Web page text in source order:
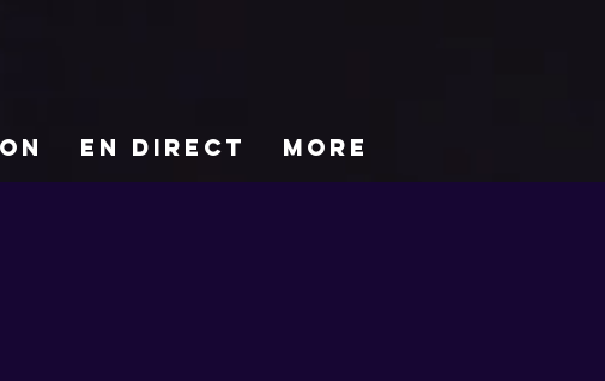
EN DIRECT More